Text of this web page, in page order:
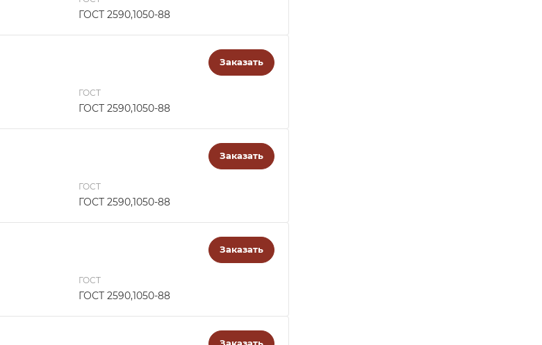
ГОСТ 2590,1050-88
Заказать
ГОСТ
ГОСТ 2590,1050-88
Заказать
ГОСТ
ГОСТ 2590,1050-88
Заказать
ГОСТ
ГОСТ 2590,1050-88
Заказать